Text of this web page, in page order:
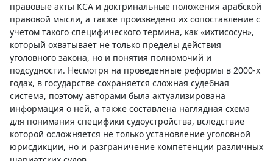
правовые акты КСА и доктринальные положения арабской
правовой мысли, а также произведено их сопоставление с
учетом такого специфического термина, как «ихтисосун»,
который охватывает не только пределы действия
уголовного закона, но и понятия полномочий и
подсудности. Несмотря на проведенные реформы в 2000-х
годах, в государстве сохраняется сложная судебная
система, поэтому авторами была актуализирована
информация о ней, а также составлена наглядная схема
для понимания специфики судоустройства, вследствие
которой осложняется не только установление уголовной
юрисдикции, но и разграничение компетенции различных